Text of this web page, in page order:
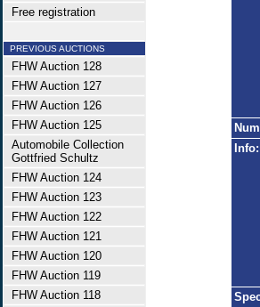
Free registration
PREVIOUS AUCTIONS
FHW Auction 128
FHW Auction 127
FHW Auction 126
FHW Auction 125
Automobile Collection
Gottfried Schultz
FHW Auction 124
FHW Auction 123
FHW Auction 122
FHW Auction 121
FHW Auction 120
FHW Auction 119
FHW Auction 118
Info: